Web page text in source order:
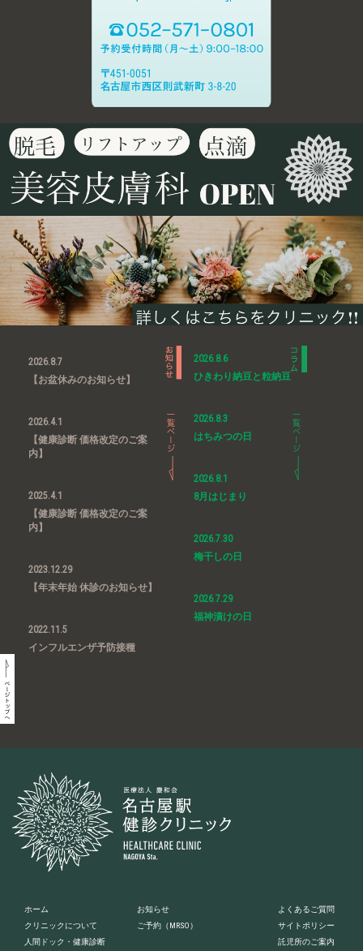
2026.8.7
【お盆休みのお知らせ】
2026.4.1
【健康診断 価格改定のご案
内】
2025.4.1
【健康診断 価格改定のご案
内】
2023.12.29
【年末年始 休診のお知らせ】
2022.11.5
インフルエンザ予防接種
2026.8.6
ひきわり納豆と粒納豆
2026.8.3
はちみつの日
2026.8.1
8月はじまり
2026.7.30
梅干しの日
2026.7.29
福神漬けの日
ホーム
クリニックについて
人間ドック・健康診断
お知らせ
ご予約 （MRSO）
よくあるご質問
サイトポリシー
託児所のご案内